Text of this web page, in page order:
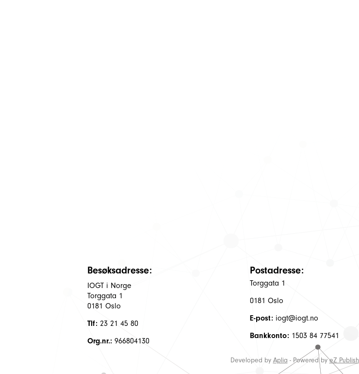
Besøksadresse:
IOGT i Norge
Torggata 1
0181 Oslo
Tlf: 23 21 45 80
Org.nr.: 966804130
Postadresse:
Torggata 1
0181 Oslo
E-post:iogt@iogt.no
Bankkonto:1503 84 77541
Developed by Aplia - Powered byeZ Publish